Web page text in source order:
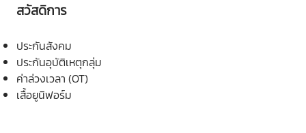
สวัสดิการ
ประกันสังคม
ประกันอุบัติเหตุกลุ่ม
ค่าล่วงเวลา (OT)
เสื้อยูนิฟอร์ม